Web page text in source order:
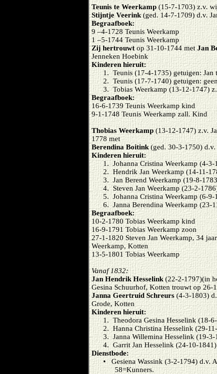
Teunis te Weerkamp(15-7-1703) z.v.
Stijntje Veerink(ged. 14-7-1709) d.v.
Begraafboek:
9 –4-1728 Teunis Weerkamp
1 –5-1744 Teunis Weerkamp
Zij hertrouwtop 31-10-1744 metJan
Jenneken Hoebink
Kinderen hieruit:
1. Teunis (17-4-1735) getuigen: Jan
2. Teunis (17-7-1740) getuigen:
3. Tobias Weerkamp (13-12-1747)
Begraafboek:
16-6-1739 Teunis Weerkamp kind
9-1-1748 Teunis Weerkamp zall. Kind
Thobias Weerkamp(13-12-1747) z.v.
1778 met
Berendina Boitink(ged. 30-3-1750)
Kinderen hieruit:
1. Johanna Cristina Weerkamp (4-3-
2. Hendrik Jan Weerkamp (14-11-
3. Jan Berend Weerkamp (19-8-
4. Steven Jan Weerkamp (23-2-
5. Johanna Cristina Weerkamp (6-9-
6. Janna Berendina Weerkamp (23-
Begraafboek:
10-2-1780 Tobias Weerkamp kind
16-9-1791 Tobias Weerkamp zoon
27-1-1820 Steven Jan Weerkamp, 34
Weerkamp, Kotten
13-5-1801 Tobias Weerkamp
Vanaf 1832:
Jan Hendrik Hesselink(22-2-1797)(in
Gesina Schuurhof, Kotten trouwt op 26-
Janna Geertruid Schreurs (4-3-1803)
Grode, Kotten
Kinderen hieruit:
1. Theodora Gesina Hesselink (18-
2. Hanna Christina Hesselink (29-
3. Janna Willemina Hesselink (19-3-
4. Garrit Jan Hesselink (24-10-1841)
Dienstbode:
• Gesiena Wassink (3-2-1794) d.v.
58=Kunners.